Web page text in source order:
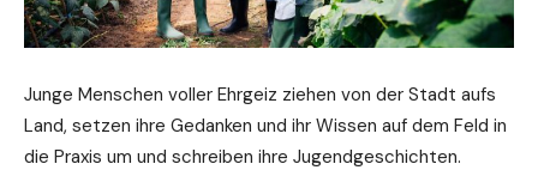
Junge Menschen voller Ehrgeiz ziehen von der Stadt aufs
Land, setzen ihre Gedanken und ihr Wissen auf dem Feld in
die Praxis um und schreiben ihre Jugendgeschichten.